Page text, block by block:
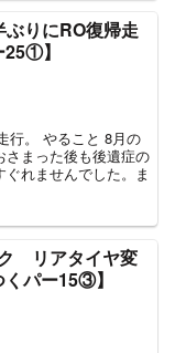
ぶりにRO復帰走
】
行。 やること 8月の
さまった後も後遺症の
れませんでした。ま
ク リアタイヤ変
パー15③】